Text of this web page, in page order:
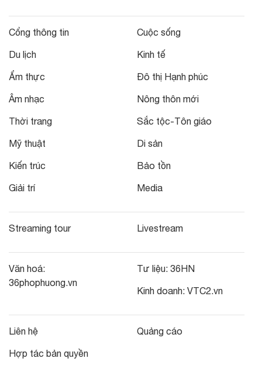
Cổng thông tin
Du lịch
Ẩm thực
Âm nhạc
Thời trang
Mỹ thuật
Kiến trúc
Giải trí
Cuộc sống
Kinh tế
Đô thị Hạnh phúc
Nông thôn mới
Sắc tộc-Tôn giáo
Di sản
Bảo tồn
Media
Streaming tour Livestream
Văn hoá:
36phophuong.vn
Tư liệu: 36HN
Kinh doanh: VTC2.vn
Liên hệ
Hợp tác bản quyền
Quảng cáo